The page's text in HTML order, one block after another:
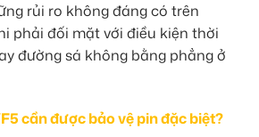
rủi ro không đáng có trên
phải đối mặt với điều kiện thời
đường sá không bằng phẳng ở
cần được bảo vệ pin đặc biệt?